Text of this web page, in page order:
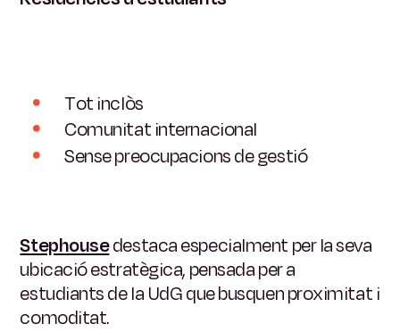
Tot inclòs
Comunitat internacional
Sense preocupacions de gestió
Stephousedestaca especialment per la seva
ubicació estratègica, pensada per a
estudiants de la UdG que busquen proximitat i
comoditat.